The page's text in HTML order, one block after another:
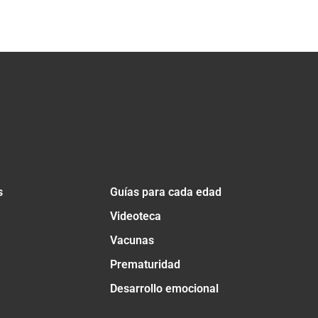
Guías para cada edad
Videoteca
Vacunas
Prematuridad
Desarrollo emocional